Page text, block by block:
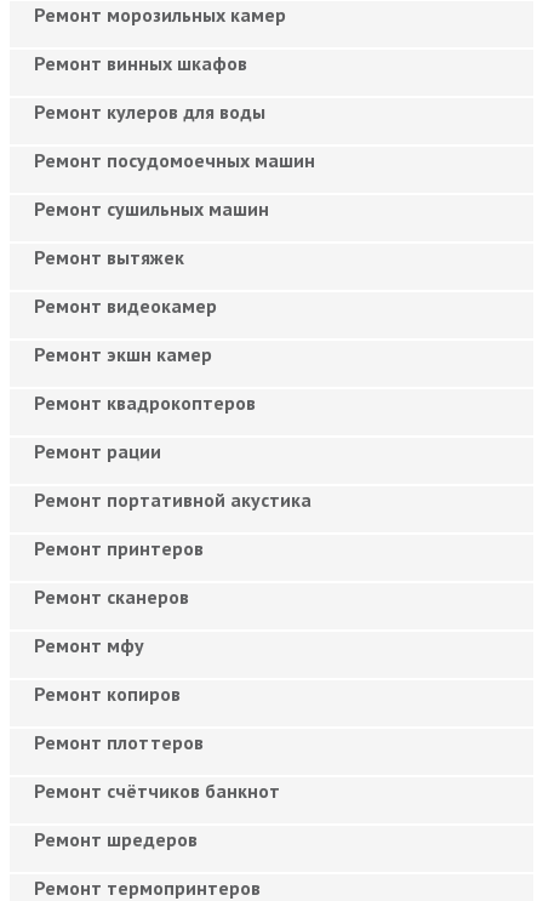
Ремонт морозильных камер
Ремонт винных шкафов
Ремонт кулеров для воды
Ремонт посудомоечных машин
Ремонт сушильных машин
Ремонт вытяжек
Ремонт видеокамер
Ремонт экшн камер
Ремонт квадрокоптеров
Ремонт рации
Ремонт портативной акустика
Ремонт принтеров
Ремонт сканеров
Ремонт мфу
Ремонт копиров
Ремонт плоттеров
Ремонт счётчиков банкнот
Ремонт шредеров
Ремонт термопринтеров